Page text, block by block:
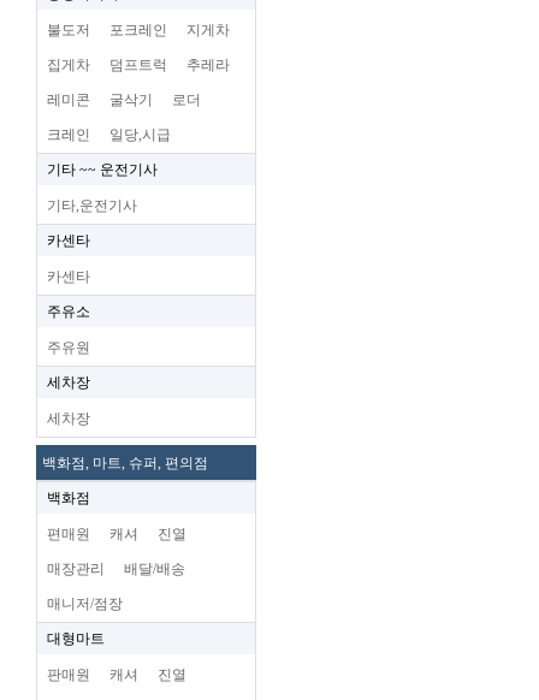
불도저 포크레인 지게차
집게차 덤프트럭 추레라
레미콘 굴삭기 로더
크레인 일당,시급
기타 ~~ 운전기사
기타,운전기사
카센타
카센타
주유소
주유원
세차장
세차장
백화점, 마트, 슈퍼, 편의점
백화점
편매원 캐셔 진열
매장관리 배달/배송
매니저/점장
대형마트
판매원 캐셔 진열